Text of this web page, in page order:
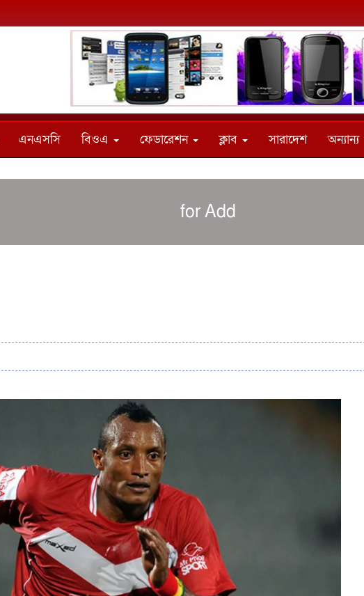
এনএসসি বিওএ ফেডারেশন ক্লাব সারাদেশ অন্যান্য
for Add